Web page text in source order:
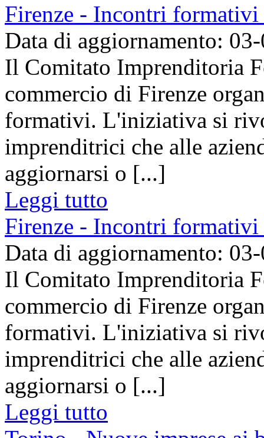
Firenze - Incontri
Data di aggiornamento:
Il Comitato Imprenditoria
commercio di Firenze
formativi. L'iniziativa si
imprenditrici che alle
aggiornarsi o [...]
Leggi tutto
Firenze - Incontri
Data di aggiornamento:
Il Comitato Imprenditoria
commercio di Firenze
formativi. L'iniziativa si
imprenditrici che alle
aggiornarsi o [...]
Leggi tutto